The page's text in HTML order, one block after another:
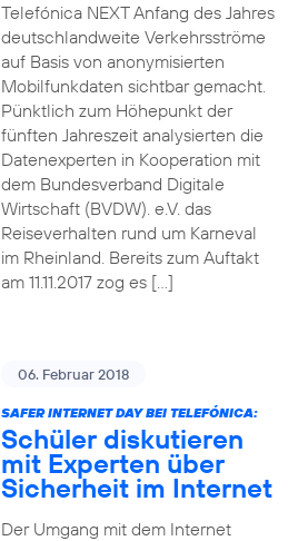
Telefónica NEXT Anfang des Jahres
deutschlandweite Verkehrsströme
auf Basis von anonymisierten
Mobilfunkdaten sichtbar gemacht.
Pünktlich zum Höhepunkt der
fünften Jahreszeit analysierten die
Datenexperten in Kooperation mit
dem Bundesverband Digitale
Wirtschaft (BVDW). e.V. das
Reiseverhalten rund um Karneval
im Rheinland. Bereits zum Auftakt
am 11.11.2017 zog es […]
06. Februar 2018
SAFER INTERNET DAY BEI TELEFÓNICA:
Schüler diskutieren
mit Experten über
Sicherheit im Internet
Der Umgang mit dem Internet